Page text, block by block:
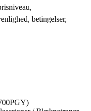
betingelser,